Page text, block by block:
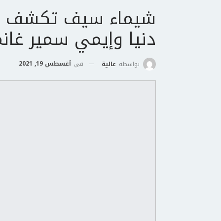
شيماء سيف تكشف
دنيا وإيمي سمير
بواسطة عالية في أغسطس 19, 2021